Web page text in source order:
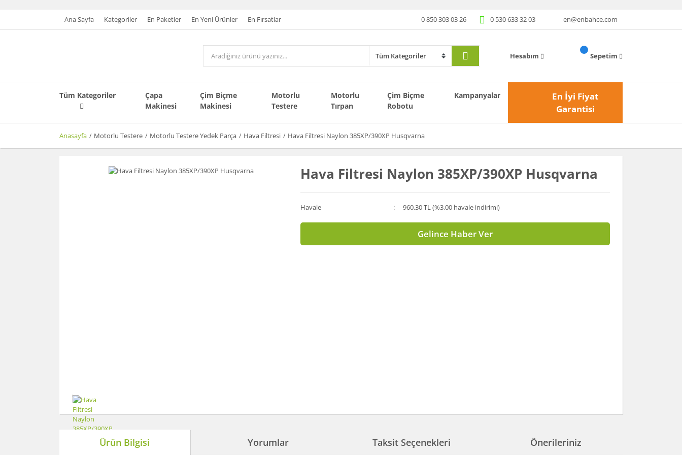
Ana Sayfa Kategoriler En Paketler En Yeni Ürünler En Fırsatlar 0 850 303 03 26 0 530 633 32 03 en@enbahce.com
Hesabım Sepetim
Tüm Kategoriler
Çapa
Makinesi
Çim Biçme
Makinesi
Motorlu
Testere
Motorlu
Tırpan
Çim Biçme
Robotu
Kampanyalar
En İyi Fiyat
Garantisi
Anasayfa Motorlu Testere Motorlu Testere Yedek Parça Hava Filtresi Hava Filtresi Naylon 385XP/390XP Husqvarna
Hava Filtresi Naylon 385XP/390XP Husqvarna
Havale 960,30 TL (%3,00 havale indirimi)
Gelince Haber Ver
Ürün Bilgisi Yorumlar Taksit Seçenekleri Önerileriniz